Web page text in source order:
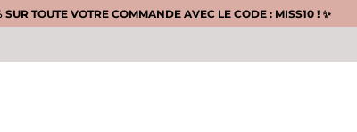
SUR TOUTE VOTRE COMMANDE AVEC LE CODE : MISS10 ! ✨